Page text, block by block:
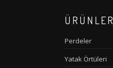
ÜRÜNLER
Perdeler
Yatak Örtüleri